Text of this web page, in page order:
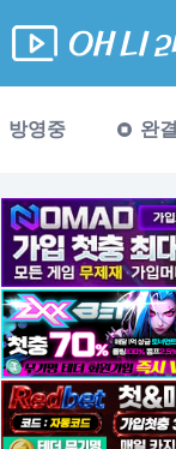
방영중 완결